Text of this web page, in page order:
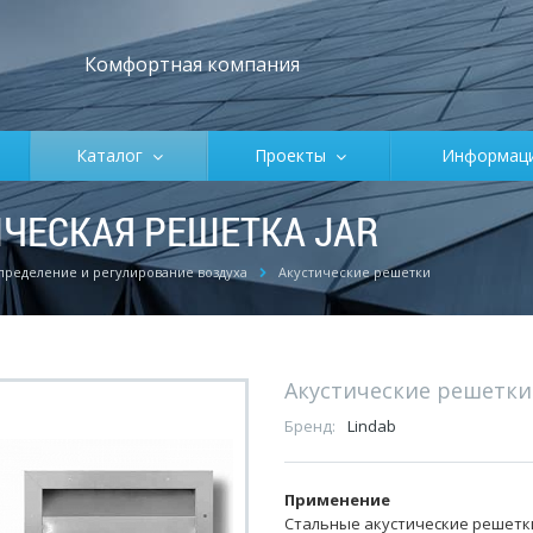
Комфортная компания
Каталог Проекты
РЕШЕТКА JAR
и регулирование воздуха Акустические решетки
Акустические решетки
Бренд: Lindab
Применение
Стальные акустические